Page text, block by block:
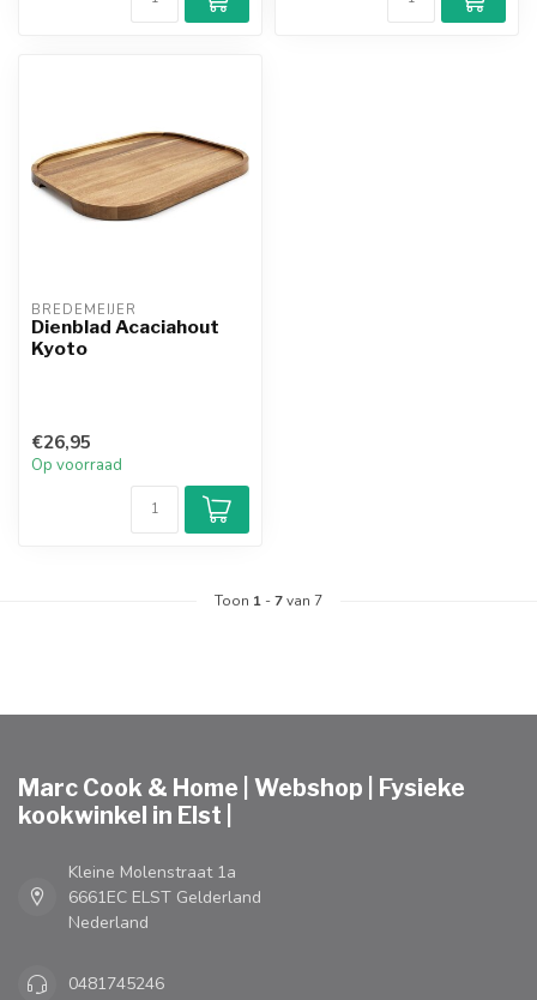
BREDEMEIJER
Dienblad Acaciahout
Kyoto
€26,95
Op voorraad
Toon 1 -7van 7
Marc Cook & Home | Webshop | Fysieke
kookwinkel in Elst |
Kleine Molenstraat 1a
6661EC ELST Gelderland
Nederland
0481745246